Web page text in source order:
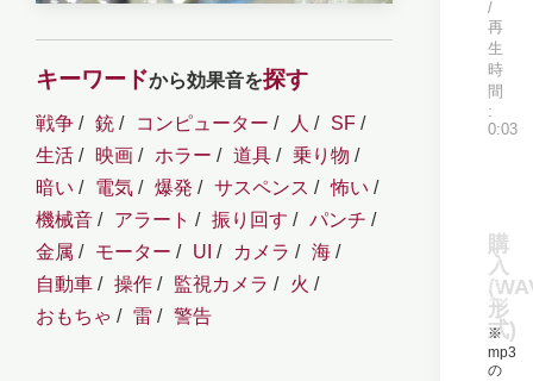
キーワードから効果音を探す
戦争 銃 コンピューター 人
SF
生活
映画 ホラー 道具
乗り物
暗い
電気 爆発 サスペンス
怖い
機械音
アラート 振り回す
パンチ
金属
モーター UI カメラ
海
自動車
操作 監視カメラ
火
おもちゃ
雷 警告
0:03
(mp3
/
62
KB)
購
入
形
式)
※
mp3
の